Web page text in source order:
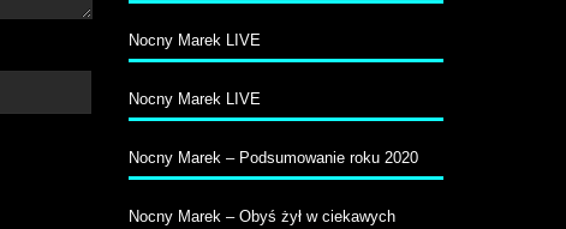
Nocny Marek LIVE
Nocny Marek LIVE
Nocny Marek – Podsumowanie roku 2020
Nocny Marek – Obyś żył w ciekawych